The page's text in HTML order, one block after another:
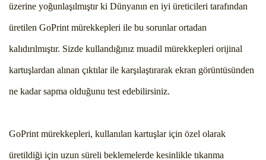
üzerine yoğunlaşılmıştır ki Dünyanın en iyi üreticileri tarafından
üretilen GoPrint mürekkepleri ile bu sorunlar ortadan
kalıdırılmıştır. Sizde kullandığınız muadil mürekkepleri orijinal
kartuşlardan alınan çıktılar ile karşılaştırarak ekran görüntüsünden
ne kadar sapma olduğunu test edebilirsiniz.
GoPrint mürekkepleri, kullanılan kartuşlar için özel olarak
üretildiği için uzun süreli beklemelerde kesinlikle tıkanma